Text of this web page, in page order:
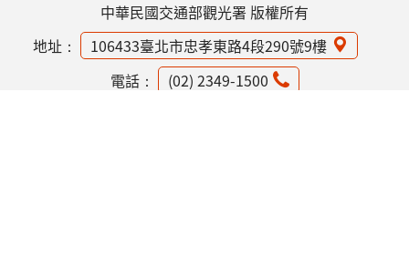
中華民國交通部觀光署 版權所有
地址：
106433臺北市忠孝東路4段290號9樓
電話：
(02) 2349-1500